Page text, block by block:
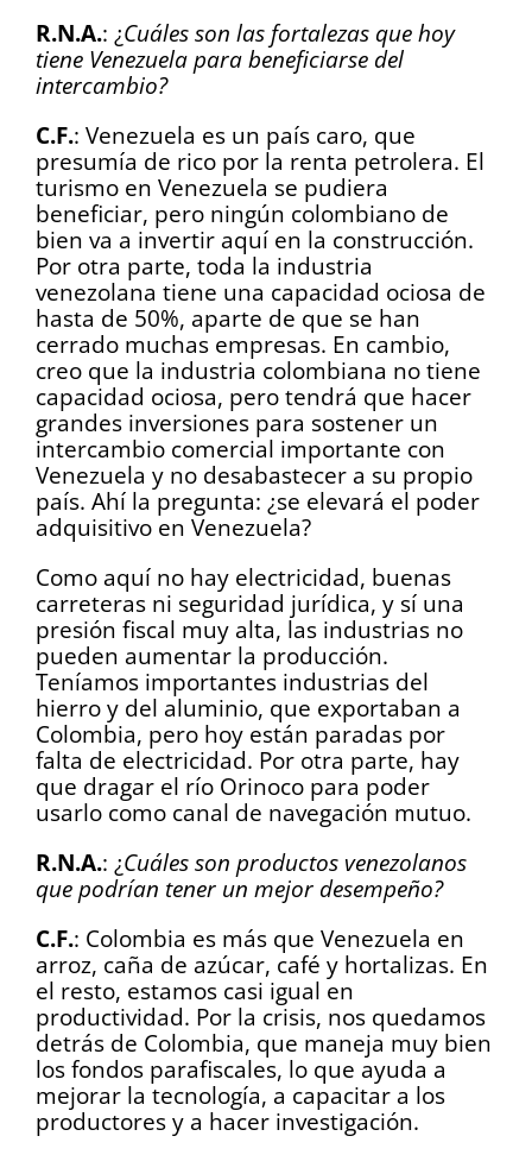
R.N.A.: ¿Cuáles son las fortalezas que hoy
tiene Venezuela para beneficiarse del
intercambio?
C.F.: Venezuela es un país caro, que
presumía de rico por la renta petrolera. El
turismo en Venezuela se pudiera
beneficiar, pero ningún colombiano de
bien va a invertir aquí en la construcción.
Por otra parte, toda la industria
venezolana tiene una capacidad ociosa de
hasta de 50%, aparte de que se han
cerrado muchas empresas. En cambio,
creo que la industria colombiana no tiene
capacidad ociosa, pero tendrá que hacer
grandes inversiones para sostener un
intercambio comercial importante con
Venezuela y no desabastecer a su propio
país. Ahí la pregunta: ¿se elevará el poder
adquisitivo en Venezuela?
Como aquí no hay electricidad, buenas
carreteras ni seguridad jurídica, y sí una
presión fiscal muy alta, las industrias no
pueden aumentar la producción.
Teníamos importantes industrias del
hierro y del aluminio, que exportaban a
Colombia, pero hoy están paradas por
falta de electricidad. Por otra parte, hay
que dragar el río Orinoco para poder
usarlo como canal de navegación mutuo.
R.N.A.: ¿Cuáles son productos venezolanos
que podrían tener un mejor desempeño?
C.F.: Colombia es más que Venezuela en
arroz, caña de azúcar, café y hortalizas. En
el resto, estamos casi igual en
productividad. Por la crisis, nos quedamos
detrás de Colombia, que maneja muy bien
los fondos parafiscales, lo que ayuda a
mejorar la tecnología, a capacitar a los
productores y a hacer investigación.